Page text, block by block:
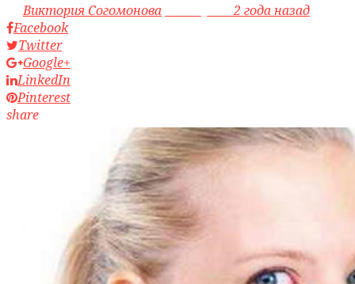
byВиктория Согомонова access_time2 года назад
Facebook
Twitter
Google+
LinkedIn
Pinterest
share